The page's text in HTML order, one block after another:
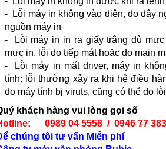
- Lỗi máy in không vào điện, do dây
nguồn máy in
- Lỗi máy in in ra giấy trắng dù
mực in, lỗi do tiếp mát hoặc do main
- Lỗi máy in mất driver, máy in
tính: lỗi thường xảy ra khi hệ điều
do máy tính bị viruts, cũng có thể do
khách hàng vui lòng gọi số
0989 04 5558 / 0946 77
chúng tôi tư vấn Miễn phí